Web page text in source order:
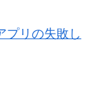
プリの失敗し